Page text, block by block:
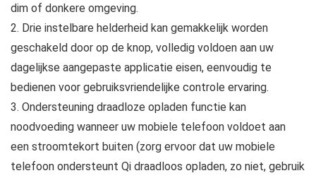
dim of donkere omgeving.
2. Drie instelbare helderheid kan gemakkelijk worden
geschakeld door op de knop, volledig voldoen aan uw
dagelijkse aangepaste applicatie eisen, eenvoudig te
bedienen voor gebruiksvriendelijke controle ervaring.
3. Ondersteuning draadloze opladen functie kan
noodvoeding wanneer uw mobiele telefoon voldoet aan
een stroomtekort buiten (zorg ervoor dat uw mobiele
telefoon ondersteunt Qi draadloos opladen, zo niet, gebruik